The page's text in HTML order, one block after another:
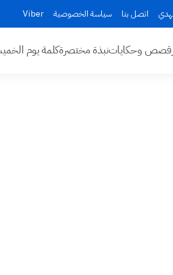
اتصل بنا سياسة الخصوصية Viber
قصص وحكاياتنبذة مختصرةكلمة يوم